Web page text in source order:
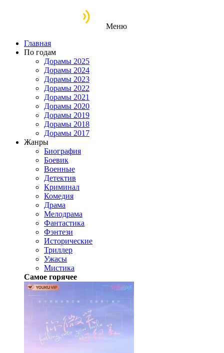
Меню
Главная
По годам
Дорамы 2025
Дорамы 2024
Дорамы 2023
Дорамы 2022
Дорамы 2021
Дорамы 2020
Дорамы 2019
Дорамы 2018
Дорамы 2017
Жанры
Биография
Боевик
Военные
Детектив
Криминал
Комедия
Драма
Мелодрама
Фантастика
Фэнтези
Исторические
Триллер
Ужасы
Мистика
Самое горячее